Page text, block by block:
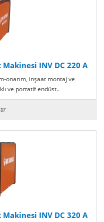
INV DC 220 A
onarım, inşaat montaj ve
ve portatif endüst..
INV DC 320 A